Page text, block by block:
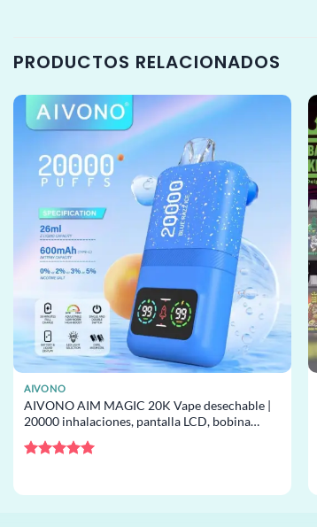
PRODUCTOS RELACIONADOS
AIVONO
AIVONO AIM MAGIC 20K Vape desechable |
20000 inhalaciones, pantalla LCD, bobina
mesh, desechable al por mayor